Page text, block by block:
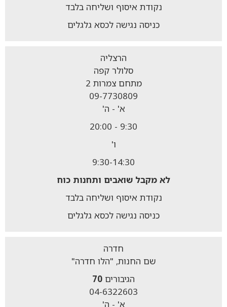
נקודת איסוף ושליחה בלבד
כניסה נגישה לכסא גלגלים
הרצליה
סלולר קפה
מתחם צמרות 2
09-7730809
א' - ה'
9:30 - 20:00
ו'
9:30-14:30
לא מקבל שואבים ותחנות כוח
נקודת איסוף ושליחה בלבד
כניסה נגישה לכסא גלגלים
חדרה
שם החנות, "הלו חדרה"
הגיבורים 70
04-6322603
א' - ה'